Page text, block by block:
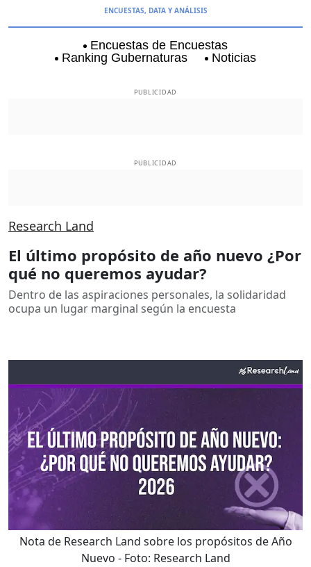
ENCUESTAS, DATA Y ANÁLISIS
Encuestas de Encuestas
Ranking Gubernaturas
Noticias
PUBLICIDAD
PUBLICIDAD
Research Land
El último propósito de año nuevo ¿Por
qué no queremos ayudar?
Dentro de las aspiraciones personales, la solidaridad
ocupa un lugar marginal según la encuesta
Nota de Research Land sobre los propósitos de Año
Nuevo - Foto: Research Land